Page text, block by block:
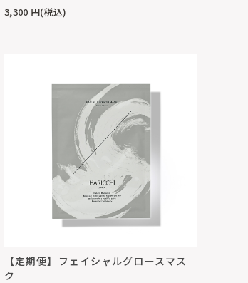
3,300 円(税込)
【定期便】フェイシャルグロースマス
ク